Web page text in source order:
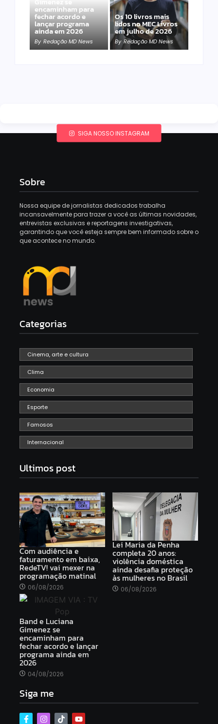
encaminham para
fechar acordo e
lançar programa
ainda em 2026
By Redação MD News
Os 10 livros mais
lidos no MEC Livros
em julho de 2026
By Redação MD News
SIGA NOSSO INSTAGRAM
Sobre
Nossa equipe de jornalistas dedicados trabalha
incansavelmente para trazer a você as últimas novidades,
entrevistas exclusivas e reportagens investigativas,
garantindo que você esteja sempre bem informado sobre o
que acontece no mundo.
Categorias
Cinema, arte e cultura
Clima
Economia
Esporte
Famosos
Internacional
Ultimos post
Com audiência e
faturamento em baixa,
RedeTV! vai mexer na
programação matinal
06/08/2026
Lei Maria da Penha
completa 20 anos:
violência doméstica
ainda desafia proteção
às mulheres no Brasil
06/08/2026
Band e Luciana
Gimenez se
encaminham para
fechar acordo e lançar
programa ainda em
2026
04/08/2026
Siga me